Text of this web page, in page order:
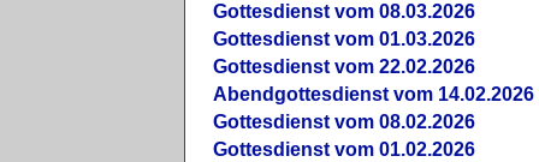
Gottesdienst vom 08.03.2026
Gottesdienst vom 01.03.2026
Gottesdienst vom 22.02.2026
Abendgottesdienst vom 14.02.2026
Gottesdienst vom 08.02.2026
Gottesdienst vom 01.02.2026